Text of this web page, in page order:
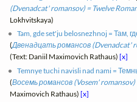
(Dvenadcat' romansov) = Twelve
Lokhvitskaya)
Tam, gde set'ju belosnezhnoj = Там,
(Двенадцать романсов (Dvenadcat'
(Text: Daniil Maximovich Rathaus)[x]
Temnye tuchi navisli nad nami =
(Восемь романсов (Vosem' romansov)
Maximovich Rathaus)[x]